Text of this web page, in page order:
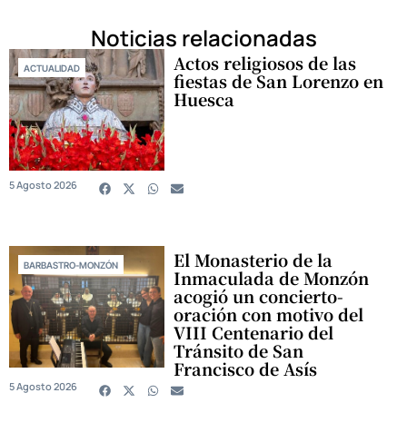
Noticias relacionadas
ACTUALIDAD Actos religiosos de las
fiestas de San Lorenzo en
Huesca
5 Agosto 2026
BARBASTRO-MONZÓN El Monasterio de la
Inmaculada de Monzón
acogió un concierto-
oración con motivo del
VIII Centenario del
Tránsito de San
Francisco de Asís
5 Agosto 2026